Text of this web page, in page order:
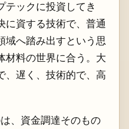
テックに投資してき
に資する技術で、普通
域へ踏み出すという思
材料の世界に合う。大
、遅く、技術的で、高
、資金調達そのもの